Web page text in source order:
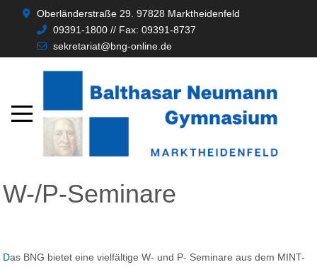
Oberländerstraße 29. 97828 Marktheidenfeld
09391-1800 // Fax: 09391-8737
sekretariat@bng-online.de
W-/P-Seminare
Das BNG bietet eine vielfältige W- und P- Seminare aus dem MINT-